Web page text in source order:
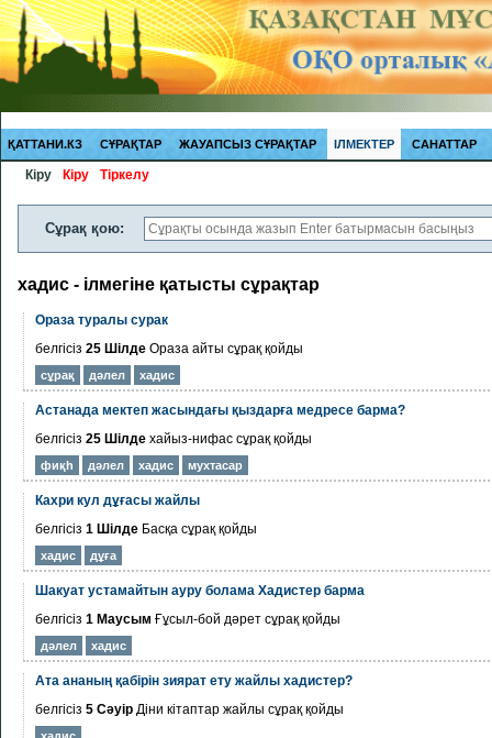
ҚАТТАНИ.КЗ СҰРАҚТАР ЖАУАПСЫЗ СҰРАҚТАР ІЛМЕКТЕР САНАТТАР
Кіру Кіру Тіркелу
Сұрақ қою:
хадис - ілмегіне қатысты сұрақтар
Ораза туралы сурак
белгісіз 25 Шілде Ораза айты сұрақ қойды
сұрақ дәлел хадис
Aстанада мектеп жасындағы қыздарға медресе барма?
белгісіз 25 Шілде хайыз-нифас сұрақ қойды
фиқһ дәлел хадис мухтасар
Кахри кул дұғасы жайлы
белгісіз 1 Шілде Басқа сұрақ қойды
хадис дұға
Шакуат устамайтын ауру болама Хадистер барма
белгісіз 1 Маусым Ғұсыл-бой дәрет сұрақ қойды
дәлел хадис
Ата ананың қабірін зиярат ету жайлы хадистер?
белгісіз 5 Сәуір Діни кітаптар жайлы сұрақ қойды